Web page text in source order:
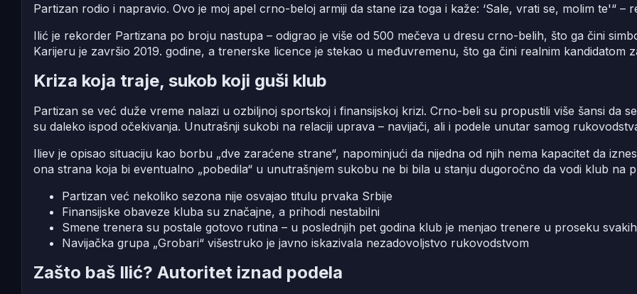
Partizan rodio i napravio. Ovo je moj apel crno-beloj armiji da stane iza toga i kaže: ‘Sale, vrati se, molim te'“ –
Ilić je rekorder Partizana po broju nastupa – odigrao je više od 500 mečeva u dresu crno-belih, što ga čini
Karijeru je završio 2019. godine, a trenerske licence je stekao u međuvremenu, što ga čini realnim kandidatom
Kriza koja traje, sukob koji guši klub
Partizan se već duže vreme nalazi u ozbiljnoj sportskoj i finansijskoj krizi. Crno-beli su propustili više šansi da
su daleko ispod očekivanja. Unutrašnji sukobi na relaciji uprava – navijači, ali i podele unutar samog
Iliev je opisao situaciju kao borbu „dve zaraćene strane“, napominjući da nijedna od njih nema kapacitet da
ona strana koja bi eventualno „pobedila“ u unutrašnjem sukobu ne bi bila u stanju dugoročno da vodi klub na
Partizan već nekoliko sezona nije osvajao titulu prvaka Srbije
Finansijske obaveze kluba su značajne, a prihodi nestabilni
Smene trenera su postale gotovo rutina – u poslednjih pet godina klub je menjao trenere u proseku
Navijačka grupa „Grobari“ višestruko je javno iskazivala nezadovoljstvo rukovodstvom
Zašto baš Ilić? Autoritet iznad podela